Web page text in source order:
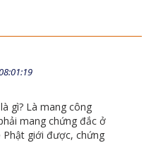
gì? Là mang công
mang chứng đắc ở
giới được, chứng